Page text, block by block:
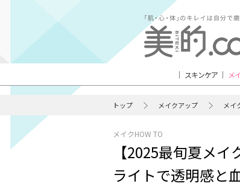
スキンケア メ
トップ メイクアップ メイ
メイクHOW TO
【2025最旬夏メ
ライトで透明感と